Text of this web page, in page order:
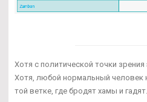
Хотя с политической точки
Хотя, любой нормальный человек
той ветке, где бродят хамы и гадят.